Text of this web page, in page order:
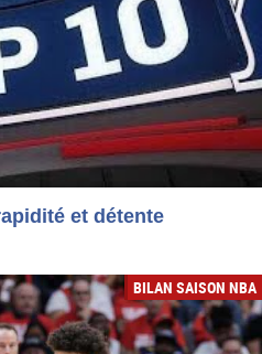
et détente
BILAN SAISON NBA